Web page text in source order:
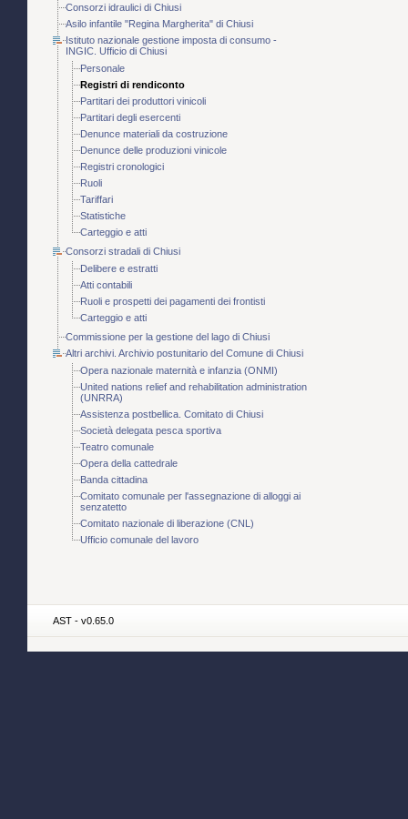
Consorzi idraulici di Chiusi
Asilo infantile "Regina Margherita" di Chiusi
Istituto nazionale gestione imposta di consumo -
INGIC. Ufficio di Chiusi
Personale
Registri di rendiconto
Partitari dei produttori vinicoli
Partitari degli esercenti
Denunce materiali da costruzione
Denunce delle produzioni vinicole
Registri cronologici
Ruoli
Tariffari
Statistiche
Carteggio e atti
Consorzi stradali di Chiusi
Delibere e estratti
Atti contabili
Ruoli e prospetti dei pagamenti dei frontisti
Carteggio e atti
Commissione per la gestione del lago di Chiusi
Altri archivi. Archivio postunitario del Comune di Chiusi
Opera nazionale maternità e infanzia (ONMI)
United nations relief and rehabilitation administration
(UNRRA)
Assistenza postbellica. Comitato di Chiusi
Società delegata pesca sportiva
Teatro comunale
Opera della cattedrale
Banda cittadina
Comitato comunale per l'assegnazione di alloggi ai
senzatetto
Comitato nazionale di liberazione (CNL)
Ufficio comunale del lavoro
AST - v0.65.0